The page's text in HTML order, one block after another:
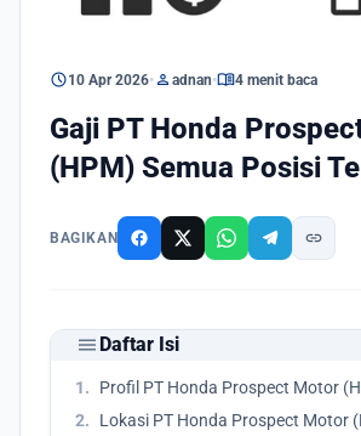
schedule10 Apr 2026• person adnan•menu_book4 menit baca
Gaji PT Honda
(HPM) Semua Posisi
BAGIKAN link
menu Daftar Isi
1.
Profil PT Honda Prospect Motor
2.
Lokasi PT Honda Prospect Motor